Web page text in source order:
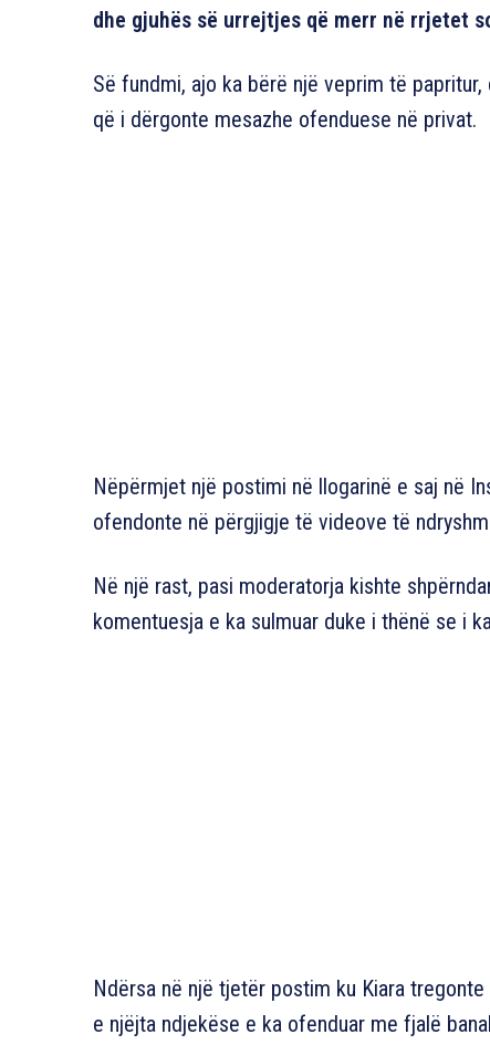
dhe gjuhës së urrejtjes që merr në rrjetet
Së fundmi, ajo ka bërë një veprim të
që i dërgonte mesazhe ofenduese në privat.
Nëpërmjet një postimi në llogarinë e saj në
ofendonte në përgjigje të videove të
Në një rast, pasi moderatorja kishte
komentuesja e ka sulmuar duke i thënë se i
Ndërsa në një tjetër postim ku Kiara
e njëjta ndjekëse e ka ofenduar me fjalë